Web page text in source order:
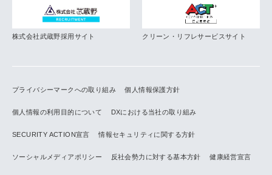
株式会社武蔵野採用サイト クリーン・リフレサービスサイト
プライバシーマークへの取り組み 個人情報保護方針
個人情報の利用目的について DXにおける当社の取り組み
SECURITY ACTION宣言 情報セキュリティに関する方針
ソーシャルメディアポリシー 反社会勢力に対する基本方針 健康経営宣言